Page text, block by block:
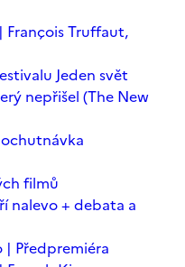
François Truffaut,
Jeden svět
nepřišel (The New
ochutnávka
filmů
nalevo + debata a
| Předpremiéra